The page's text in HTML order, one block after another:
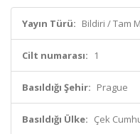
Yayın Türü: Bildiri / Tam
Cilt numarası: 1
Basıldığı Şehir: Prague
Basıldığı Ülke: Çek